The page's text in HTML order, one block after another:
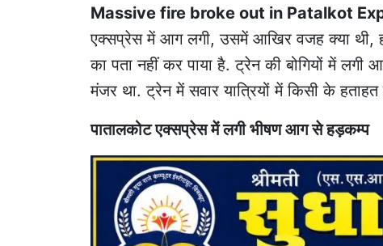
Massive fire broke out in Patalkot
एक्सप्रेस में आग लगी, उसमें आखिर वजह क्या थी,
का पता नहीं कर पाया है. ट्रेन की बोगियों में लगी
मंजर था. ट्रेन में सवार यात्रियों में किसी के
पातालकोट एक्सप्रेस में लगी भीषण आग से हड़कम्प